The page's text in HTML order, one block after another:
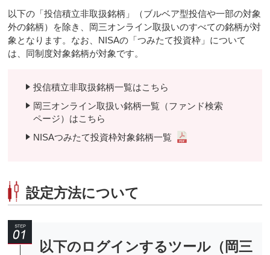
以下の「投信積立非取扱銘柄」（ブルベア型投信や一部の対象
外の銘柄）を除き、岡三オンライン取扱いのすべての銘柄が対
象となります。なお、NISAの「つみたて投資枠」について
は、同制度対象銘柄が対象です。
投信積立非取扱銘柄一覧はこちら
岡三オンライン取扱い銘柄一覧（ファンド検索
ページ）はこちら
NISAつみたて投資枠対象銘柄一覧
設定方法について
以下のログインするツール（岡三